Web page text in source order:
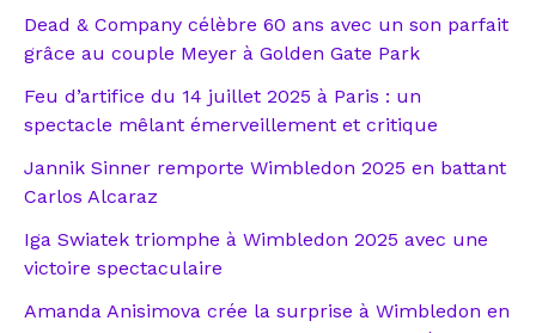
Dead & Company célèbre 60 ans avec un son parfait
grâce au couple Meyer à Golden Gate Park
Feu d’artifice du 14 juillet 2025 à Paris : un
spectacle mêlant émerveillement et critique
Jannik Sinner remporte Wimbledon 2025 en battant
Carlos Alcaraz
Iga Swiatek triomphe à Wimbledon 2025 avec une
victoire spectaculaire
Amanda Anisimova crée la surprise à Wimbledon en